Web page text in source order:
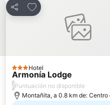
Compartir
Agregar a favoritos
3 Estrellas
Hotel
Armonía Lodge
/Puntuación no disponible
Montañita, a 0.8 km de: